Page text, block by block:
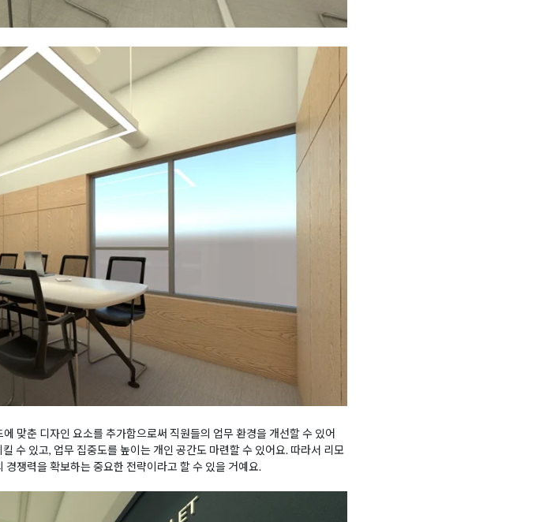
맞춘 디자인 요소를 추가함으로써 직원들의 업무 환경을 개선할 수 있어
수 있고, 업무 집중도를 높이는 개인 공간도 마련할 수 있어요. 따라서 리모
쟁력을 확보하는 중요한 전략이라고 할 수 있을 거예요.